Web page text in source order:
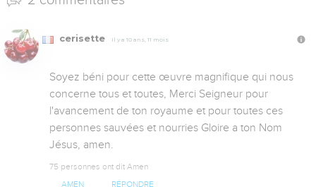
cerisette Il y a 10 ans, 11 mois
Soyez béni pour cette œuvre magnifique qui nous
concerne tous et toutes, Merci Seigneur pour
l'avancement de ton royaume et pour toutes ces
personnes sauvées et nourries Gloire a ton Nom
Jésus, amen.
75 personnes ont dit Amen
AMEN RÉPONDRE